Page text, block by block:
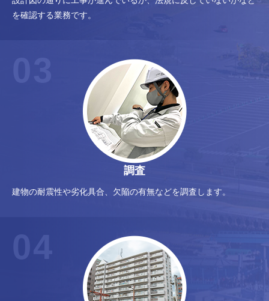
を確認する業務です。
調査
建物の耐震性や劣化具合、欠陥の有無などを調査します。
04